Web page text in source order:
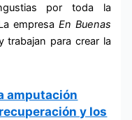
por toda la
empresa En Buenas
trabajan para crear la
amputación
y los